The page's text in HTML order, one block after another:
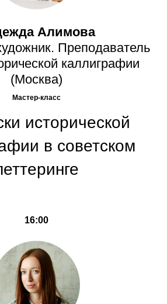
Алимова
Преподаватель
каллиграфии
(Москва)
Мастер-класс
исторической
в советском
16:00